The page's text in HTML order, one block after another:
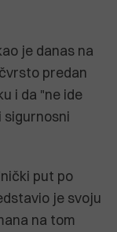
je danas na
predan
i da "ne ide
sigurnosni
put po
je svoju
na tom